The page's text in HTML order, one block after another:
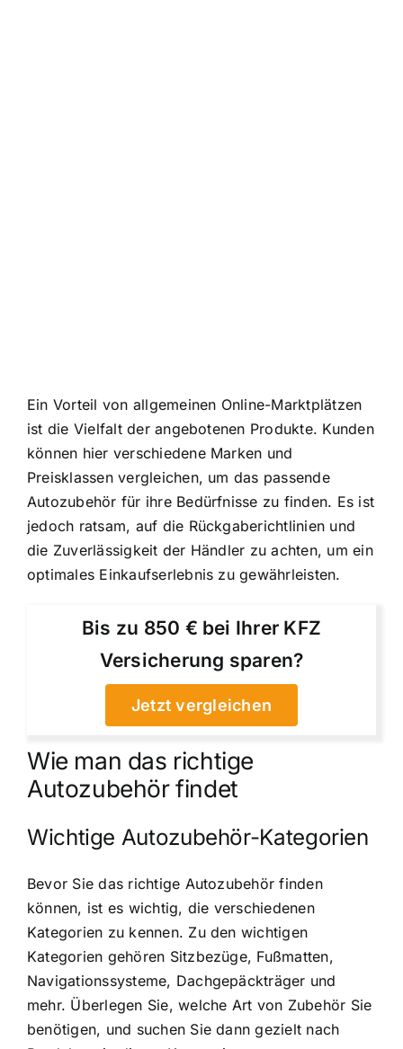
Ein Vorteil von allgemeinen Online-Marktplätzen
ist die Vielfalt der angebotenen Produkte. Kunden
können hier verschiedene Marken und
Preisklassen vergleichen, um das passende
Autozubehör für ihre Bedürfnisse zu finden. Es ist
jedoch ratsam, auf die Rückgaberichtlinien und
die Zuverlässigkeit der Händler zu achten, um ein
optimales Einkaufserlebnis zu gewährleisten.
Bis zu 850 € bei Ihrer KFZ
Versicherung sparen?
Jetzt vergleichen
Wie man das richtige
Autozubehör findet
Wichtige Autozubehör-Kategorien
Bevor Sie das richtige Autozubehör finden
können, ist es wichtig, die verschiedenen
Kategorien zu kennen. Zu den wichtigen
Kategorien gehören Sitzbezüge, Fußmatten,
Navigationssysteme, Dachgepäckträger und
mehr. Überlegen Sie, welche Art von Zubehör Sie
benötigen, und suchen Sie dann gezielt nach